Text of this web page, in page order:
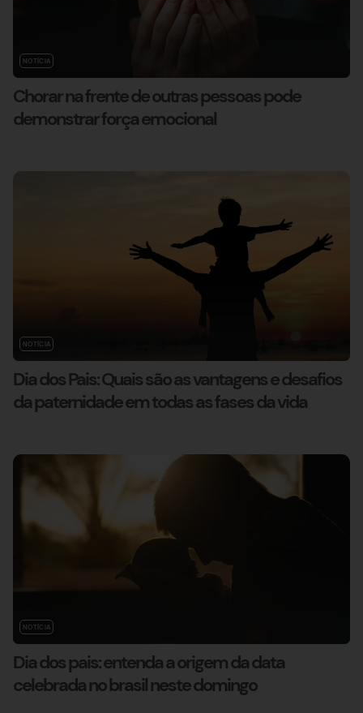
NOTÍCIA
Chorar na frente de outras pessoas pode
demonstrar força emocional
NOTÍCIA
Dia dos Pais: Quais são as vantagens e desafios
da paternidade em todas as fases da vida
NOTÍCIA
Dia dos pais: entenda a origem da data
celebrada no brasil neste domingo